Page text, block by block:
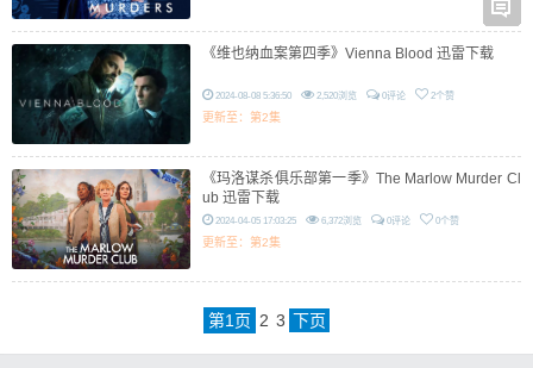
《维也纳血案第四季》Vienna Blood 迅雷下载
2024-08-08 5:36:50 2,520浏览 0评论 2个赞
更新至：第2集
《玛洛谋杀俱乐部第一季》The Marlow Murder Cl
ub 迅雷下载
2024-04-05 17:03:25 6,372浏览 0评论 0个赞
更新至：第2集
第1 页 2 3 下页